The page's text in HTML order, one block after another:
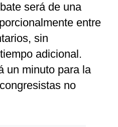
será de una
entre
sin
adicional.
un minuto para la
no